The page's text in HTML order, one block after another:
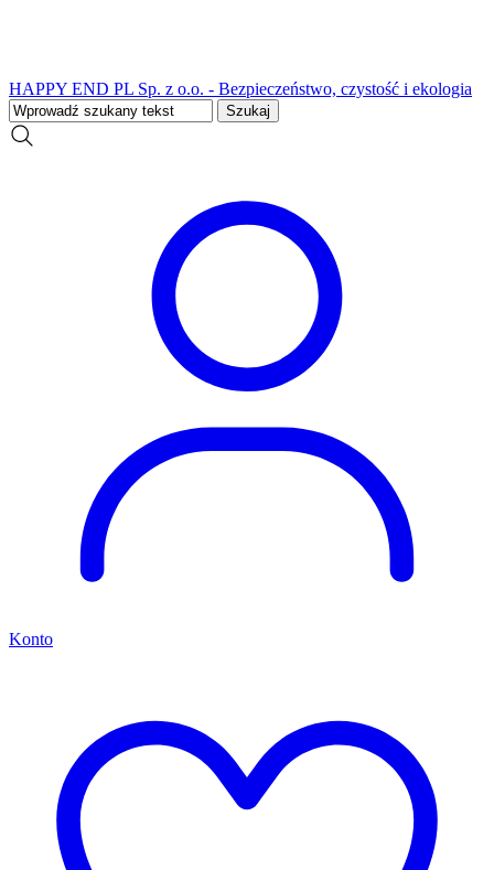
HAPPY END PL Sp. z o.o. - Bezpieczeństwo, czystość i ekologia
Konto